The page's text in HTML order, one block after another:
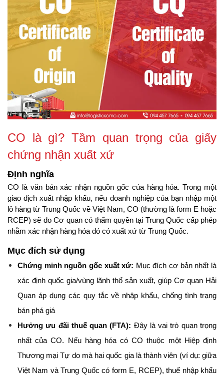
CO là gì? Tầm quan trọng của giấy
chứng nhận xuất xứ
Định nghĩa
CO là văn bản xác nhận nguồn gốc của hàng hóa. Trong một
giao dịch xuất nhập khẩu, nếu doanh nghiệp của bạn nhập một
lô hàng từ Trung Quốc về Việt Nam, CO (thường là form E hoặc
RCEP) sẽ do Cơ quan có thẩm quyền tại Trung Quốc cấp phép
nhằm xác nhận hàng hóa đó có xuất xứ từ Trung Quốc.
Mục đích sử dụng
Chứng minh nguồn gốc xuất xứ: Mục đích cơ bản nhất là
xác định quốc gia/vùng lãnh thổ sản xuất, giúp Cơ quan Hải
Quan áp dụng các quy tắc về nhập khẩu, chống tình trạng
bán phá giá
Hưởng ưu đãi thuế quan (FTA): Đây là vai trò quan trọng
nhất của CO. Nếu hàng hóa có CO thuộc một Hiệp định
Thương mại Tự do mà hai quốc gia là thành viên (ví dụ: giữa
Việt Nam và Trung Quốc có form E, RCEP), thuế nhập khẩu